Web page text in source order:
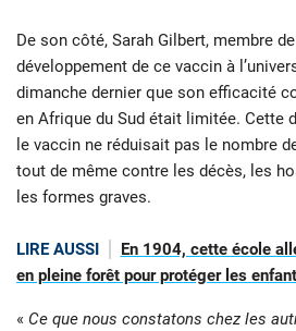
De son côté, Sarah Gilbert, membre
développement de ce vaccin à
dimanche dernier que son efficacité
en Afrique du Sud était limitée. Cette
le vaccin ne réduisait pas le nombre
tout de même contre les décès, les
les formes graves.
LIRE AUSSI
En 1904, cette école
en pleine forêt pour protéger les
« Ce que nous constatons chez les